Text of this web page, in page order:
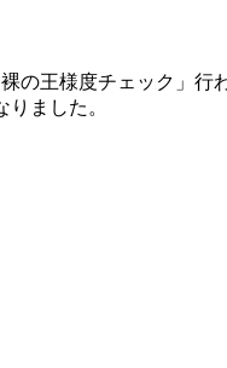
の王様度チェック」行
ました。